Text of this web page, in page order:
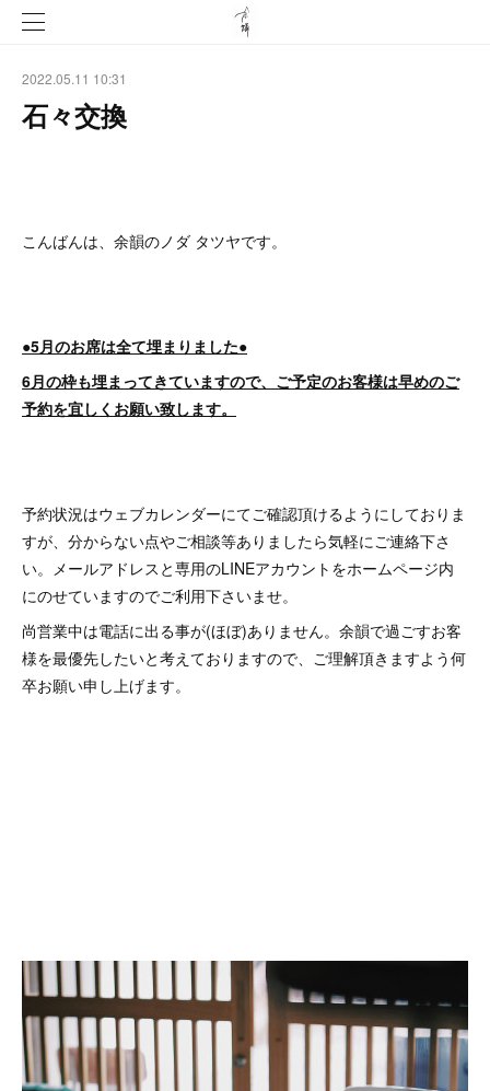
2022.05.11 10:31
石々交換
こんばんは、余韻のノダ タツヤです。
●5月のお席は全て埋まりました●
6月の枠も埋まってきていますので、ご予定のお客様は早めのご
予約を宜しくお願い致します。
予約状況はウェブカレンダーにてご確認頂けるようにしておりま
すが、分からない点やご相談等ありましたら気軽にご連絡下さ
い。メールアドレスと専用のLINEアカウントをホームページ内
にのせていますのでご利用下さいませ。
尚営業中は電話に出る事が(ほぼ)ありません。余韻で過ごすお客
様を最優先したいと考えておりますので、ご理解頂きますよう何
卒お願い申し上げます。